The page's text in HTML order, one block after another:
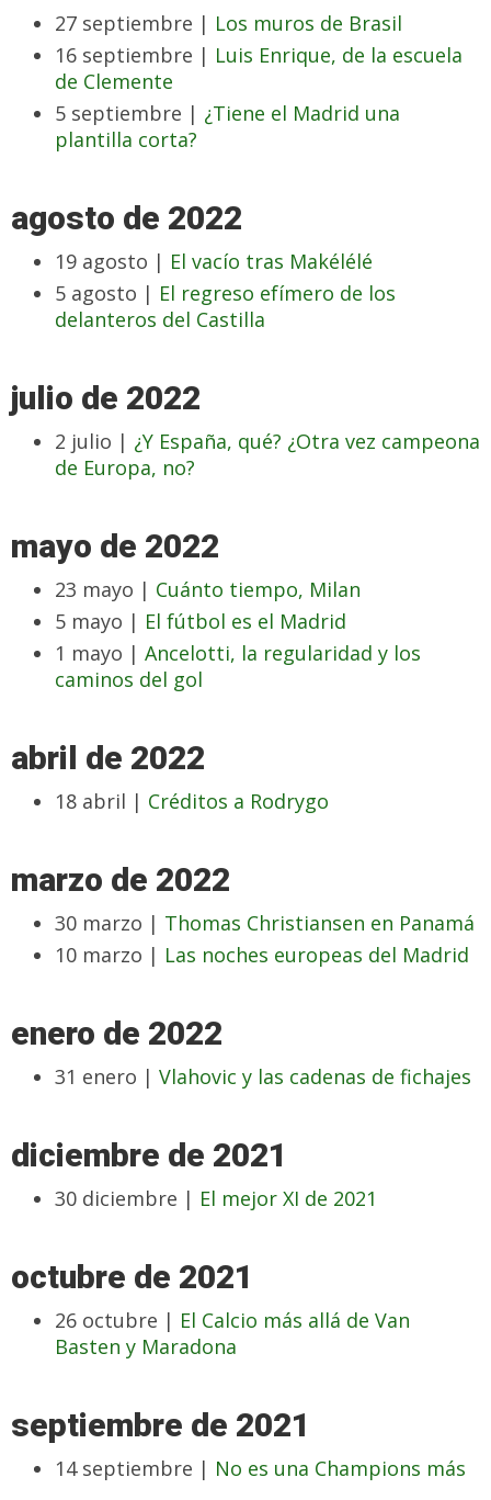
27 septiembre | Los muros de Brasil
16 septiembre | Luis Enrique, de la escuela
de Clemente
5 septiembre | ¿Tiene el Madrid una
plantilla corta?
agosto de 2022
19 agosto | El vacío tras Makélélé
5 agosto | El regreso efímero de los
delanteros del Castilla
julio de 2022
2 julio | ¿Y España, qué? ¿Otra vez campeona
de Europa, no?
mayo de 2022
23 mayo | Cuánto tiempo, Milan
5 mayo | El fútbol es el Madrid
1 mayo | Ancelotti, la regularidad y los
caminos del gol
abril de 2022
18 abril | Créditos a Rodrygo
marzo de 2022
30 marzo | Thomas Christiansen en Panamá
10 marzo | Las noches europeas del Madrid
enero de 2022
31 enero | Vlahovic y las cadenas de fichajes
diciembre de 2021
30 diciembre | El mejor XI de 2021
octubre de 2021
26 octubre | El Calcio más allá de Van
Basten y Maradona
septiembre de 2021
14 septiembre | No es una Champions más